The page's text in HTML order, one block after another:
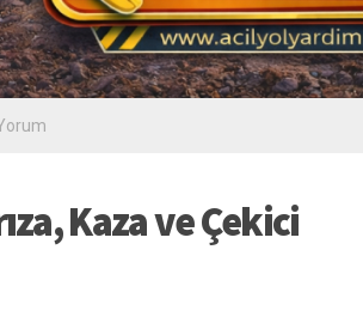
Kaza ve Çekici